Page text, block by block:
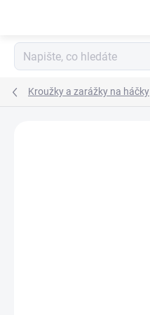
Kroužky a zarážky na háčky